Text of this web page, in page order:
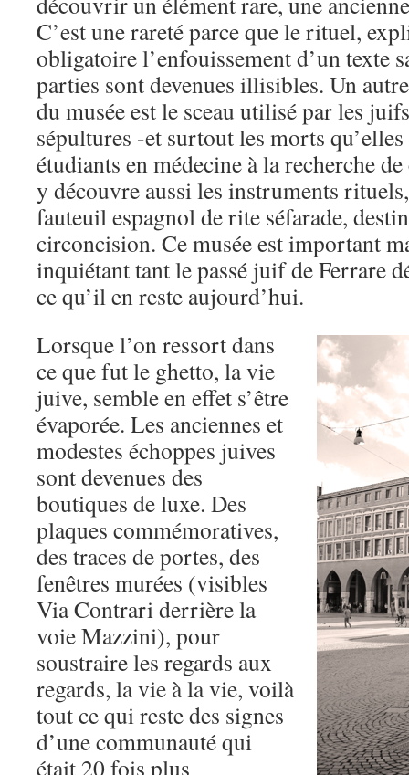
C’est une rareté parce que le rituel,
obligatoire l’enfouissement d’un texte
parties sont devenues illisibles. Un
du musée est le sceau utilisé par les
sépultures -et surtout les morts
étudiants en médecine à la recherche
y découvre aussi les instruments
fauteuil espagnol de rite séfarade,
circoncision. Ce musée est important
inquiétant tant le passé juif de Ferrare
ce qu’il en reste aujourd’hui.
Lorsque l’on ressort dans
ce que fut le ghetto, la vie
juive, semble en effet s’être
évaporée. Les anciennes et
modestes échoppes juives
sont devenues des
boutiques de luxe. Des
plaques commémoratives,
des traces de portes, des
fenêtres murées (visibles
Via Contrari derrière la
voie Mazzini), pour
soustraire les regards aux
regards, la vie à la vie, voilà
tout ce qui reste des signes
d’une communauté qui
était 20 fois plus